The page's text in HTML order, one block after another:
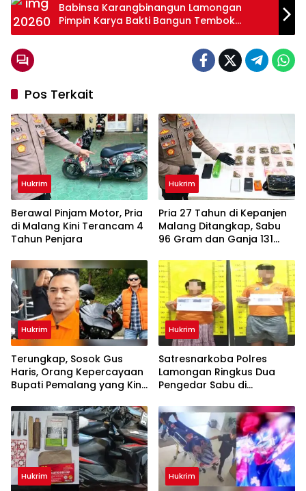
Babinsa Karangbinangun Lamongan
Pimpin Karya Bakti Bangun Tembok
Penahan Tanah
Pos Terkait
Hukrim
Berawal Pinjam Motor, Pria
di Malang Kini Terancam 4
Tahun Penjara
Hukrim
Pria 27 Tahun di Kepanjen
Malang Ditangkap, Sabu
96 Gram dan Ganja 131
Hukrim
Terungkap, Sosok Gus
Haris, Orang Kepercayaan
Bupati Pemalang yang Kini
Hukrim
Satresnarkoba Polres
Lamongan Ringkus Dua
Pengedar Sabu di
Hukrim Hukrim